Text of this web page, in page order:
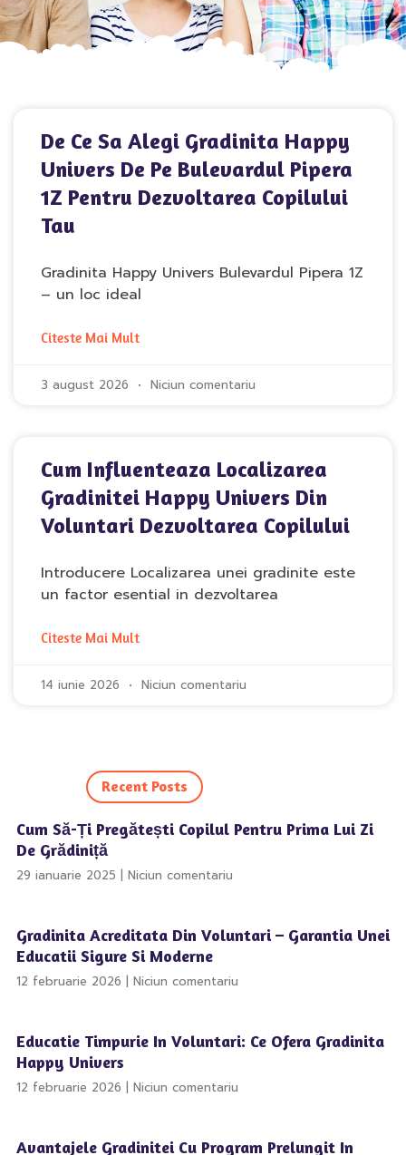
De Ce Sa Alegi Gradinita Happy
Univers De Pe Bulevardul Pipera
1Z Pentru Dezvoltarea Copilului
Tau
Gradinita Happy Univers Bulevardul Pipera 1Z
– un loc ideal
Citeste Mai Mult
3 august 2026 Niciun comentariu
Cum Influenteaza Localizarea
Gradinitei Happy Univers Din
Voluntari Dezvoltarea Copilului
Introducere Localizarea unei gradinite este
un factor esential in dezvoltarea
Citeste Mai Mult
14 iunie 2026 Niciun comentariu
Recent Posts
Cum Să-Ți Pregătești Copilul Pentru Prima Lui Zi
De Grădiniță
29 ianuarie 2025 Niciun comentariu
Gradinita Acreditata Din Voluntari – Garantia Unei
Educatii Sigure Si Moderne
12 februarie 2026 Niciun comentariu
Educatie Timpurie In Voluntari: Ce Ofera Gradinita
Happy Univers
12 februarie 2026 Niciun comentariu
Avantajele Gradinitei Cu Program Prelungit In